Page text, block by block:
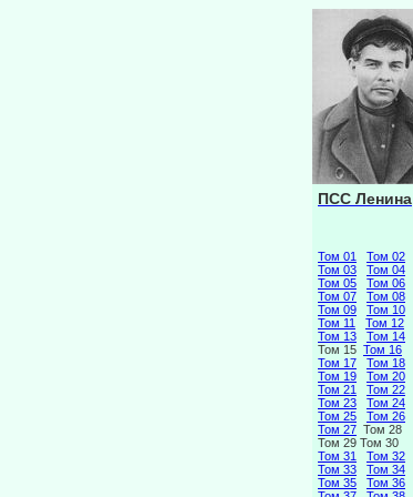
ПСС Ленина
Том 01
Том 02
Том 03
Том 04
Том 05
Том 06
Том 07
Том 08
Том 09
Том 10
Том 11
Том 12
Том 13
Том 14
Том 15 Том 16
Том 17
Том 18
Том 19
Том 20
Том 21
Том 22
Том 23
Том 24
Том 25
Том 26
Том 27 Том 28
Том 29 Том 30
Том 31
Том 32
Том 33
Том 34
Том 35
Том 36